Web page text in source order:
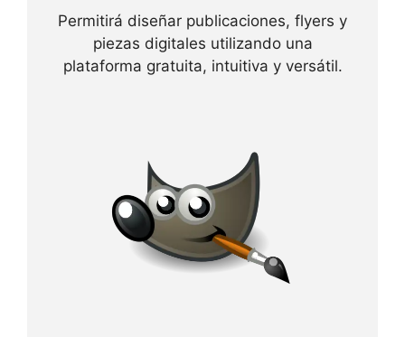
Permitirá diseñar publicaciones, flyers y
piezas digitales utilizando una
plataforma gratuita, intuitiva y versátil.